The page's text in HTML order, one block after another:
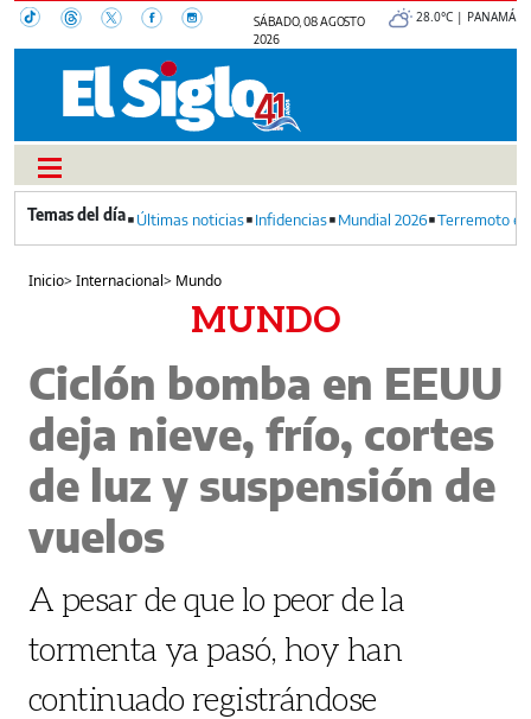
SÁBADO, 08 AGOSTO
2026
28.0°C | PANAMÁ
Últimas noticias Infidencias Mundial 2026 Terremoto
Inicio>Internacional> Mundo
MUNDO
Ciclón bomba en EEUU
deja nieve, frío, cortes
de luz y suspensión de
vuelos
A pesar de que lo peor de la
tormenta ya pasó, hoy han
continuado registrándose